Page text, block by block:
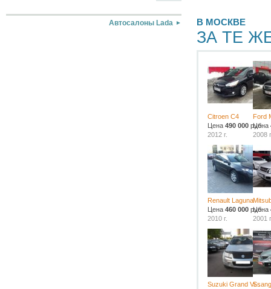
Автосалоны Lada В МОСКВЕ
ЗА ТЕ
Citroen C4
Цена 490 000 руб.
2012 г.
Ford
Цена
2008
Renault Laguna
Цена 460 000 руб.
2010 г.
Цена
2001
Suzuki Grand Vi...